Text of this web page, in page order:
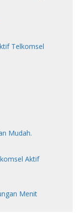
Telkomsel
Mudah.
Aktif
Menit